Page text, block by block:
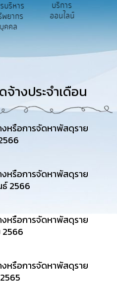
บริหาร
พยากร
บุคคล
บริการ
ออนไลน์
างประจำเดือน
หรือการจัดหาพัสดุราย
หรือการจัดหาพัสดุราย
ธ์ 2566
หรือการจัดหาพัสดุราย
2566
หรือการจัดหาพัสดุราย